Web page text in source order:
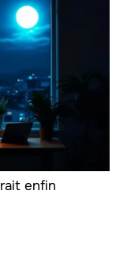
enfin